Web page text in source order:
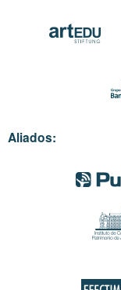
Aliados: